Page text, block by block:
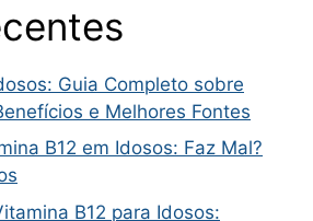
Guia Completo sobre
e Melhores Fontes
B12 em Idosos: Faz Mal?
B12 para Idosos: